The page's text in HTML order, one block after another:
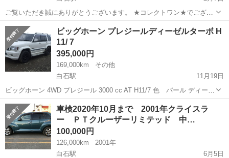
ご覧いただき誠にありがとうございます。 ★コレクトワン★でござい
ます。 支払総額：15万円 年式(初度登録年) 平成14年 走行距離
178160km 修復歴の有無：不明 エンジン種別：軽油 ミッション：...
北海道 白石駅 その他
ビッグホーン プレジールディーゼルターボ H
11/ 7
395,000円
169,000km
その他
白石駅
11月19日
ビッグホーン 4WD プレジール 3000 cc AT H11/7 色 パール ディーゼ
ルターボ AC サンルーフ 外アルミ パワーウィンドウ パワーステアリ
ング エアバッグ 73.699km タイミングベルト交換済 ...
北海道 札幌市 白石駅 その他 ビッグホーン
車検2020年10月まで 2001年クライスラ
ー ＰＴクルーザーリミテッド 中…
100,000円
126,000km
2001年
白石駅
6月5日